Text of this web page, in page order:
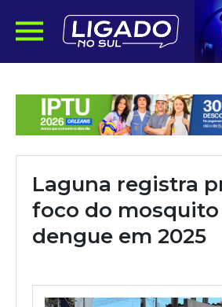
Laguna registra
foco do mosquito
dengue em 2025